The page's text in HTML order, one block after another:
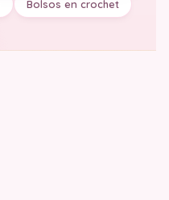
Bolsos en crochet